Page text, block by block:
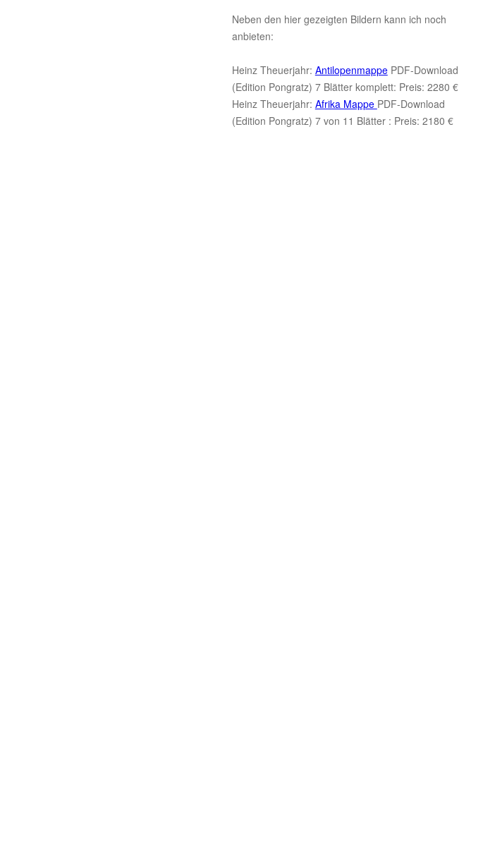
Neben den hier gezeigten Bildern kann ich noch
anbieten:
Heinz Theuerjahr: AntilopenmappePDF-Download
(Edition Pongratz) 7 Blätter komplett: Preis: 2280 €
Heinz Theuerjahr: Afrika Mappe PDF-Download
(Edition Pongratz) 7 von 11 Blätter : Preis: 2180 €